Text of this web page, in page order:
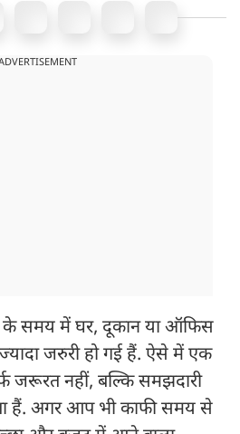
समय में घर, दूकान या ऑफिस
जरुरी हो गई हैं. ऐसे में एक
जरूरत नहीं, बल्कि समझदारी
हैं. अगर आप भी काफी समय से